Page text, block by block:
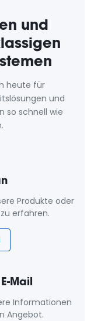
und
heute für
und
so schnell wie
Produkte oder
erfahren.
Mail
Informationen
Angebot.